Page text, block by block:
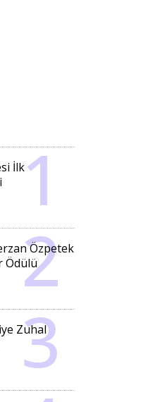
İlk
Özpetek
Ödülü
Zuhal